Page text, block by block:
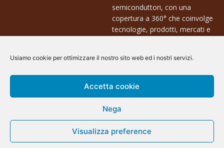
Usiamo cookie per ottimizzare il nostro sito web ed i nostri servizi.
Accetta cookie
Nega
Visualizza preference
semiconduttori, con una
copertura a 360° che coinvolge
tecnologie, prodotti, mercati e
Contatti:
info@arscommunication.it
@ArsCommunication 2023